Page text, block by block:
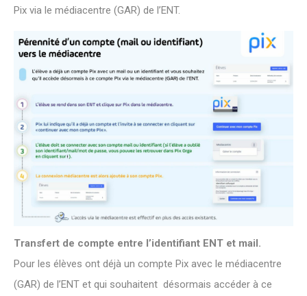
Pix via le médiacentre (GAR) de l’ENT.
Transfert de compte entre l’identifiant ENT et mail.
Pour les élèves ont déjà un compte Pix avec le médiacentre
(GAR) de l’ENT et qui souhaitent désormais accéder à ce